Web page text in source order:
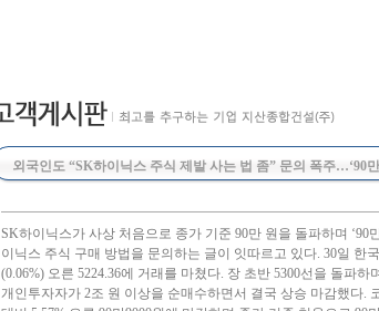
외국인도 “SK하이닉스 주식 제발 사는 법 좀” 문의 폭주…‘90
SK하이닉스가 사상 처음으로 종가 기준 90만 원을 돌파하며
이닉스 주식 구매 방법을 문의하는 글이 잇따르고 있다. 30일 한
(0.06%) 오른 5224.36에 거래를 마쳤다. 장 초반 5300선을 돌파
개인투자자가 2조 원 이상을 순매수하면서 결국 상승 마감했다.